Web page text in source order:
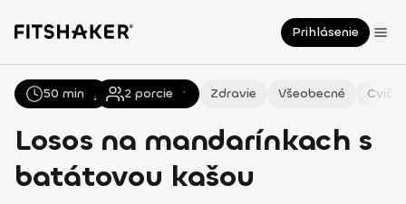
Prihlásenie
Všetky Recepty Zdravie Všeobecné
Losos na mandarínkach s
batátovou kašou
50 min 2 porcie